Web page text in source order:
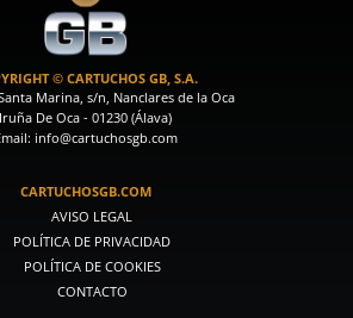
© CARTUCHOS GB, S.A.
Marina, s/n, Nanclares de la Oca
Iruña De Oca - 01230 (Álava)
info@cartuchosgb.com
CARTUCHOSGB.COM
AVISO LEGAL
POLÍTICA DE PRIVACIDAD
POLÍTICA DE COOKIES
CONTACTO